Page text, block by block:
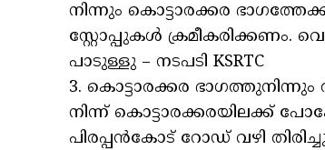
നിന്നും കൊട്ടാരക്കര
സ്റ്റോപ്പുകൾ ക്രമീകരിക്കണം.
പാടുള്ളു – നടപടി KSRTC
3. കൊട്ടാരക്കര
നിന്ന് കൊട്ടാരക്കരയിലക്ക്
പിരപ്പൻകോട് റോഡ് വഴി